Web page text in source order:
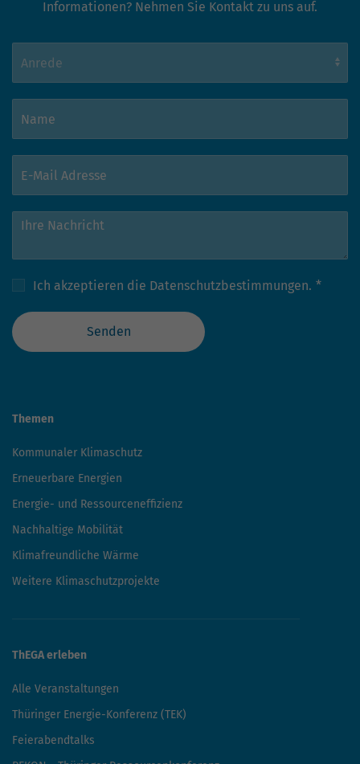
Informationen? Nehmen Sie Kontakt zu uns auf.
Ich akzeptieren die Datenschutzbestimmungen. *
Senden
Themen
Kommunaler Klimaschutz
Erneuerbare Energien
Energie- und Ressourceneffizienz
Nachhaltige Mobilität
Klimafreundliche Wärme
Weitere Klimaschutzprojekte
ThEGA erleben
Alle Veranstaltungen
Thüringer Energie-Konferenz (TEK)
Feierabendtalks